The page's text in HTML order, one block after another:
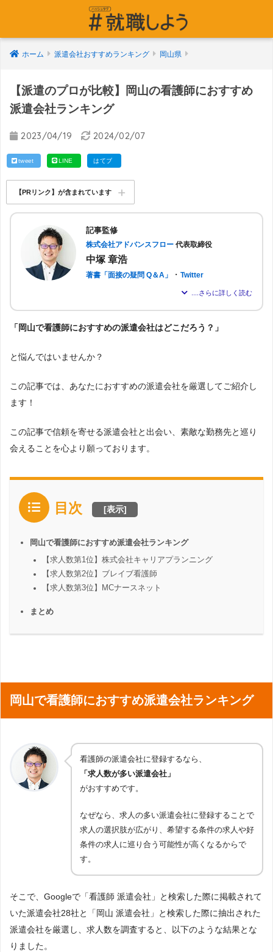
ホーム 派遣会社おすすめランキング 岡山県
【派遣のプロが比較】岡山の看護師におすすめ
派遣会社ランキング
2023/04/19 2024/02/07
tweet LINE はてブ
【PRリンク】が含まれています
記事監修
株式会社アドバンスフロー 代表取締役
中塚 章浩
著書「面接の疑問 Q＆A」 ・ Twitter
式会社アドバンスフロー」の代表取締役。
のべ約2,000名もの転職支援を行い、求職者が希望する仕事を得られる
られれば得られるほど、理想の職場を見つけられる」と確信し、多く
「岡山で看護師におすすめの派遣会社はどこだろう？」
と悩んではいませんか？
この記事では、あなたにおすすめの派遣会社を厳選してご紹介し
ます！
この記事で信頼を寄せる派遣会社と出会い、素敵な勤務先と巡り
会えることを心より願っております。
目次 [表示]
岡山で看護師におすすめ派遣会社ランキング
【求人数第1位】株式会社キャリアプランニング
【求人数第2位】ブレイブ看護師
【求人数第3位】MCナースネット
まとめ
岡山で看護師におすすめ派遣会社ランキング
看護師の派遣会社に登録するなら、
「求人数が多い派遣会社」
がおすすめです。
なぜなら、求人の多い派遣会社に登録することで
求人の選択肢が広がり、希望する条件の求人や好
条件の求人に巡り合う可能性が高くなるからで
す。
そこで、Googleで「看護師 派遣会社」と検索した際に掲載されて
いた派遣会社28社と「岡山 派遣会社」と検索した際に抽出された
派遣会社を厳選し、求人数を調査すると、以下のような結果とな
りました。